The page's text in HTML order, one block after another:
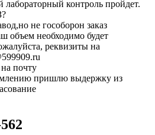
лабораторный контроль пройдет.
не гособорон заказ
объем необходимо будет
реквизиты на
почту
пришлю выдержку из